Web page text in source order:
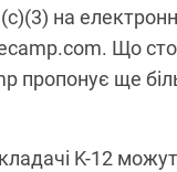
на
Що
пропонує ще
K-12